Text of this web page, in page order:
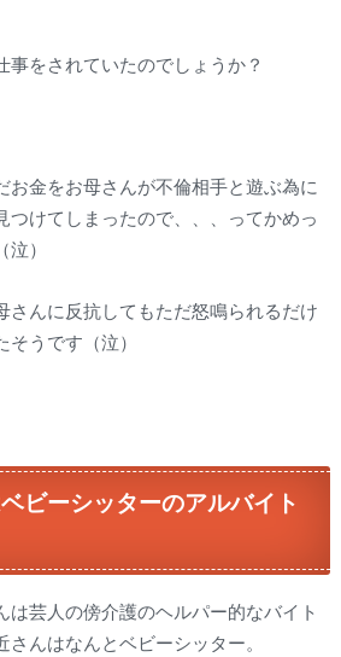
事をされていたのでしょうか？
お金をお母さんが不倫相手と遊ぶ為に
つけてしまったので、、、ってかめっ
泣）
さんに反抗してもただ怒鳴られるだけ
そうです（泣）
ビーシッターのアルバイト
は芸人の傍介護のヘルパー的なバイト
さんはなんとベビーシッター。